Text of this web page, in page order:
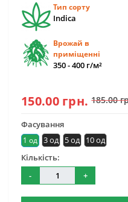
Тип сорту
Indica
Врожай в
приміщенні
350 - 400 г/м²
150.00 грн. 185.00
Фасування
1 од 3 од 5 од
10 од
Кількість:
-
+